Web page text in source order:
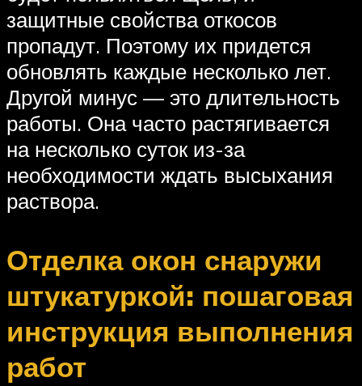
защитные свойства откосов
пропадут. Поэтому их придется
обновлять каждые несколько лет.
Другой минус — это длительность
работы. Она часто растягивается
на несколько суток из-за
необходимости ждать высыхания
раствора.
Отделка окон снаружи
штукатуркой: пошаговая
инструкция выполнения
работ